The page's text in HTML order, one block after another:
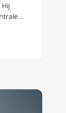
kernvragen